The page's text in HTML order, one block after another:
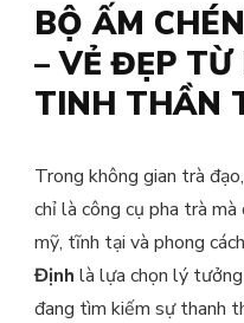
BỘ ẤM
– VẺ ĐẸP TỪ
TINH THẦN
Trong không gian trà
chỉ là công cụ pha trà
mỹ, tĩnh tại và phong
Định là lựa chọn lý
đang tìm kiếm sự thanh